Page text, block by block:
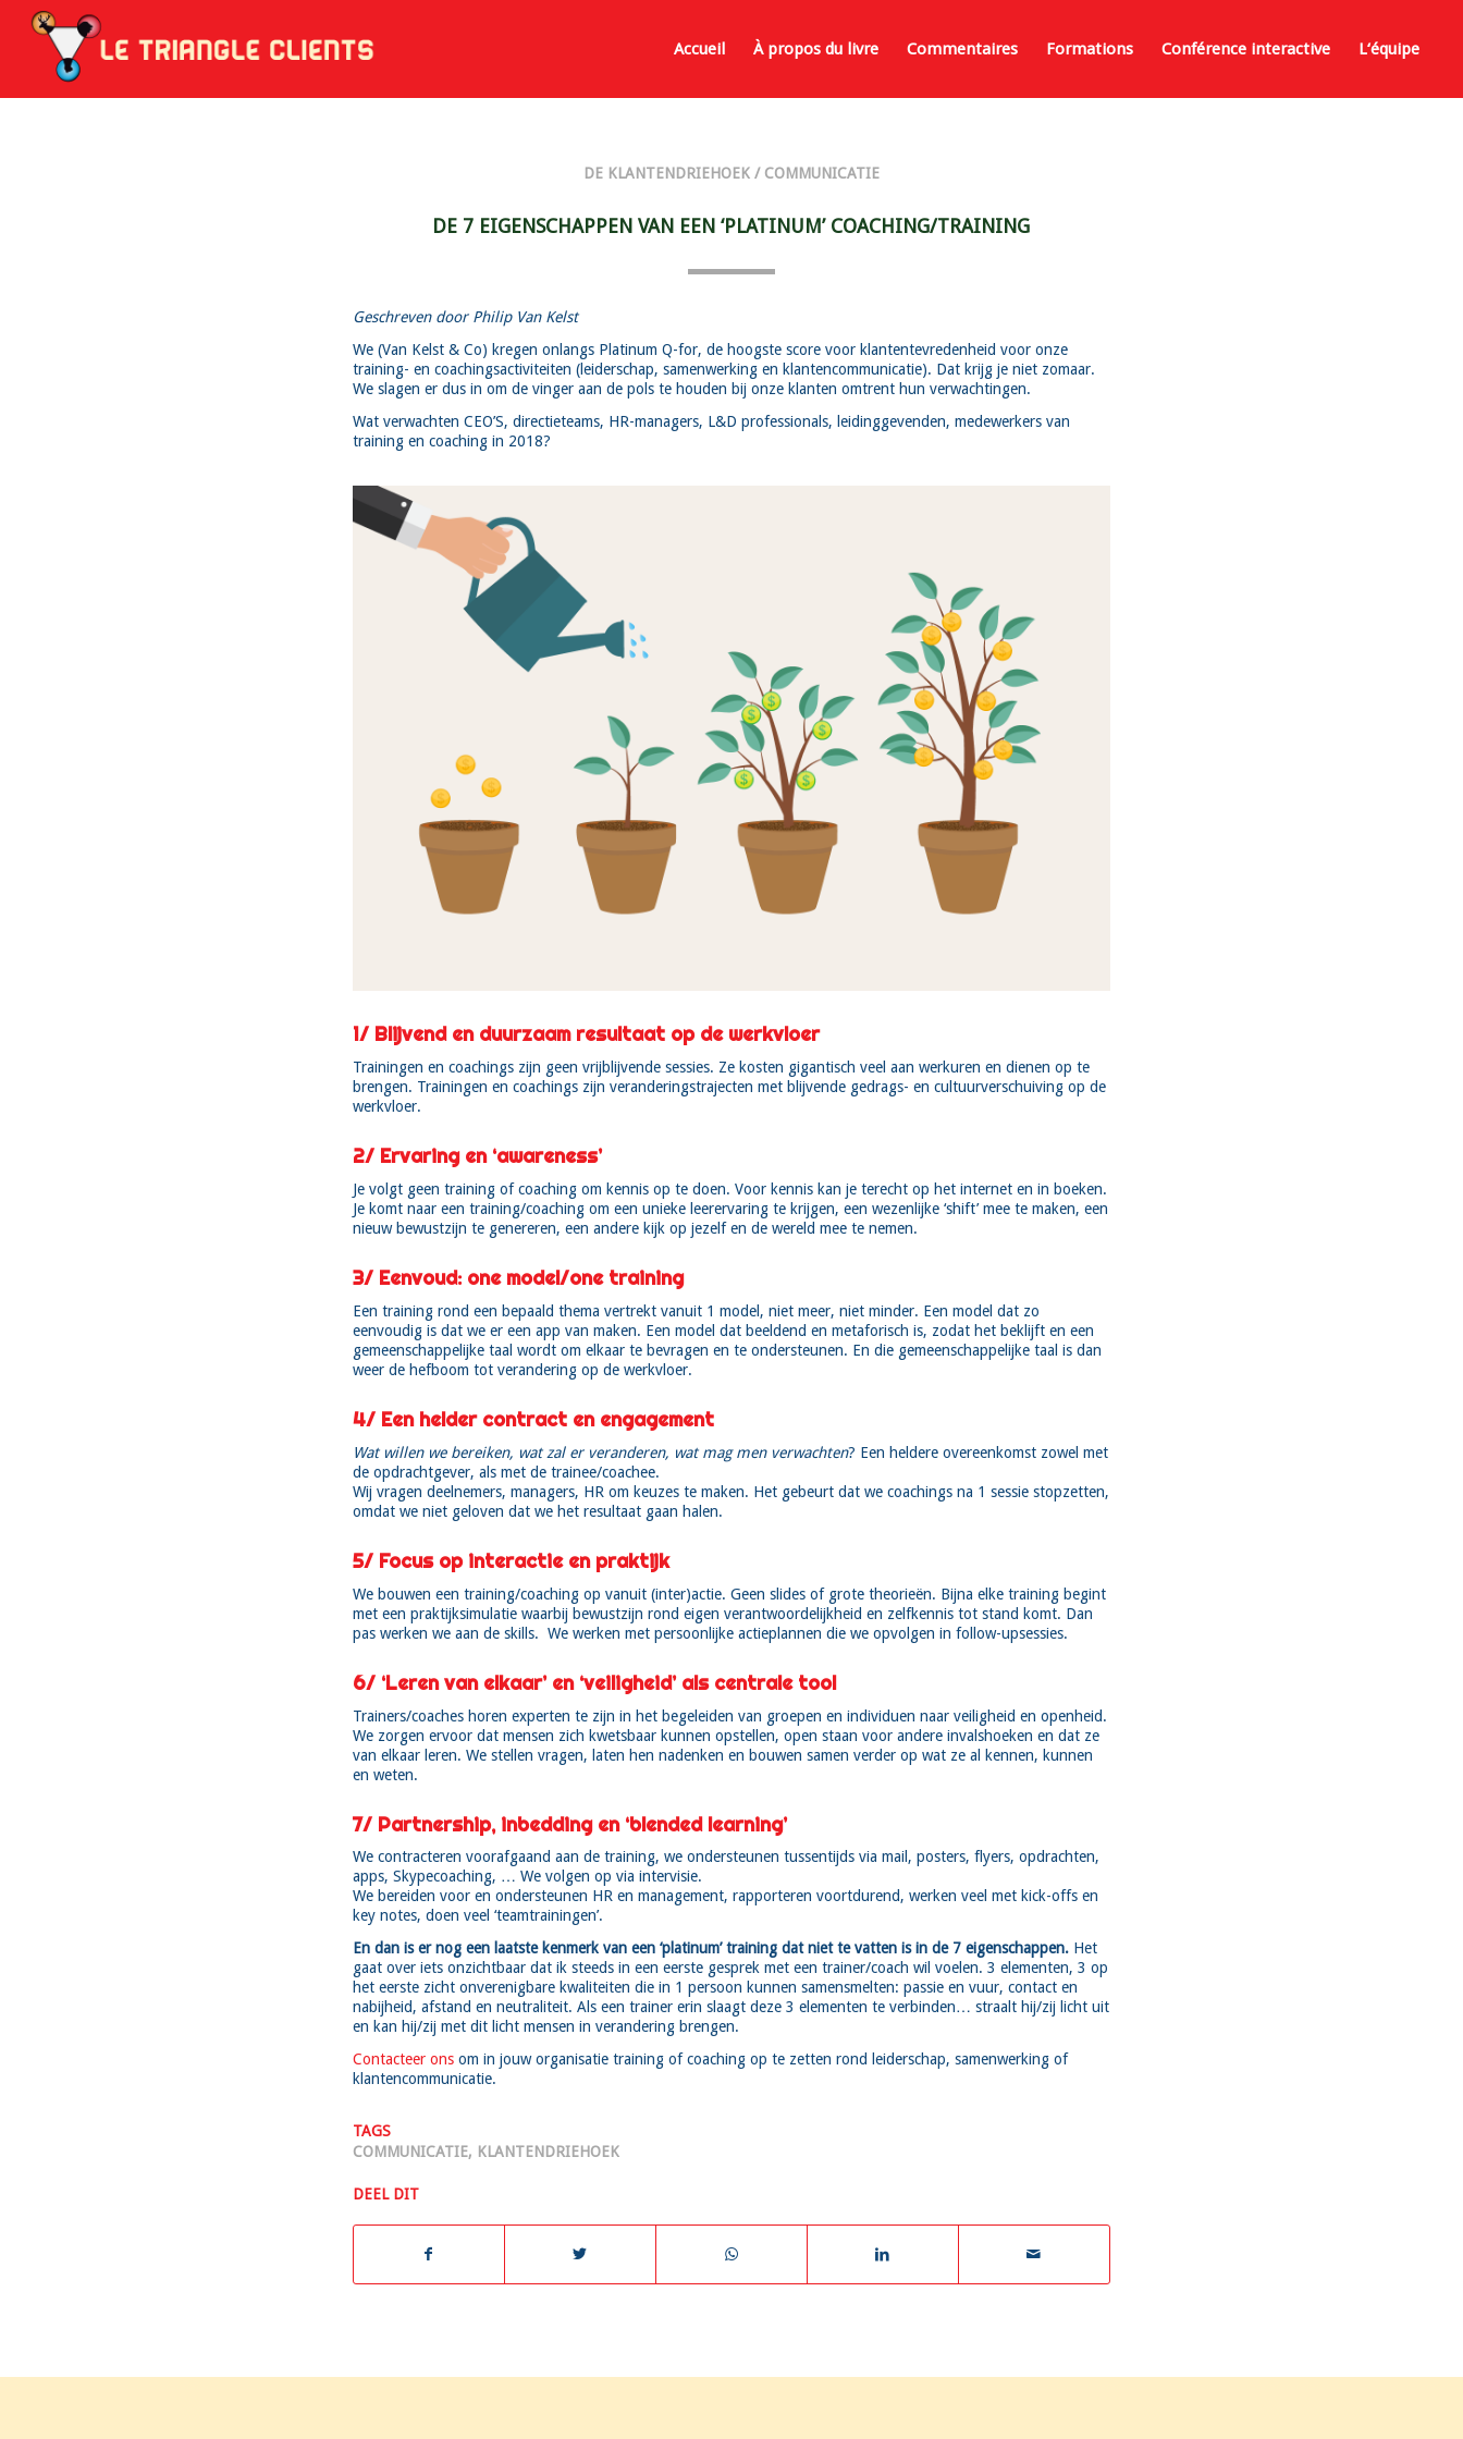
Accueil À propos du livre Commentaires Formations Conférence interactive L‘équipe
DE KLANTENDRIEHOEK / COMMUNICATIE
DE 7 EIGENSCHAPPEN VAN EEN ‘PLATINUM’ COACHING/TRAINING
Geschreven door Philip Van Kelst
We (Van Kelst & Co) kregen onlangs Platinum Q-for, de hoogste score voor klantentevredenheid voor onze
training- en coachingsactiviteiten (leiderschap, samenwerking en klantencommunicatie). Dat krijg je niet zomaar.
We slagen er dus in om de vinger aan de pols te houden bij onze klanten omtrent hun verwachtingen.
Wat verwachten CEO’S, directieteams, HR-managers, L&D professionals, leidinggevenden, medewerkers van
training en coaching in 2018?
1/ Blijvend en duurzaam resultaat op de werkvloer
Trainingen en coachings zijn geen vrijblijvende sessies. Ze kosten gigantisch veel aan werkuren en dienen op te
brengen. Trainingen en coachings zijn veranderingstrajecten met blijvende gedrags- en cultuurverschuiving op de
werkvloer.
2/ Ervaring en ‘awareness’
Je volgt geen training of coaching om kennis op te doen. Voor kennis kan je terecht op het internet en in boeken.
Je komt naar een training/coaching om een unieke leerervaring te krijgen, een wezenlijke ‘shift’ mee te maken, een
nieuw bewustzijn te genereren, een andere kijk op jezelf en de wereld mee te nemen.
3/ Eenvoud: one model/one training
Een training rond een bepaald thema vertrekt vanuit 1 model, niet meer, niet minder. Een model dat zo
eenvoudig is dat we er een app van maken. Een model dat beeldend en metaforisch is, zodat het beklijft en een
gemeenschappelijke taal wordt om elkaar te bevragen en te ondersteunen. En die gemeenschappelijke taal is dan
weer de hefboom tot verandering op de werkvloer.
4/ Een helder contract en engagement
Wat willen we bereiken, wat zal er veranderen, wat mag men verwachten? Een heldere overeenkomst zowel met
de opdrachtgever, als met de trainee/coachee.
Wij vragen deelnemers, managers, HR om keuzes te maken. Het gebeurt dat we coachings na 1 sessie stopzetten,
omdat we niet geloven dat we het resultaat gaan halen.
5/ Focus op interactie en praktijk
We bouwen een training/coaching op vanuit (inter)actie. Geen slides of grote theorieën. Bijna elke training begint
met een praktijksimulatie waarbij bewustzijn rond eigen verantwoordelijkheid en zelfkennis tot stand komt. Dan
pas werken we aan de skills. We werken met persoonlijke actieplannen die we opvolgen in follow-upsessies.
6/ ‘Leren van elkaar’ en ‘veiligheid’ als centrale tool
Trainers/coaches horen experten te zijn in het begeleiden van groepen en individuen naar veiligheid en openheid.
We zorgen ervoor dat mensen zich kwetsbaar kunnen opstellen, open staan voor andere invalshoeken en dat ze
van elkaar leren. We stellen vragen, laten hen nadenken en bouwen samen verder op wat ze al kennen, kunnen
en weten.
7/ Partnership, inbedding en ‘blended learning’
We contracteren voorafgaand aan de training, we ondersteunen tussentijds via mail, posters, flyers, opdrachten,
apps, Skypecoaching, … We volgen op via intervisie.
We bereiden voor en ondersteunen HR en management, rapporteren voortdurend, werken veel met kick-offs en
key notes, doen veel ‘teamtrainingen’.
En dan is er nog een laatste kenmerk van een ‘platinum’ training dat niet te vatten is in de 7 eigenschappen. Het
gaat over iets onzichtbaar dat ik steeds in een eerste gesprek met een trainer/coach wil voelen. 3 elementen, 3 op
het eerste zicht onverenigbare kwaliteiten die in 1 persoon kunnen samensmelten: passie en vuur, contact en
nabijheid, afstand en neutraliteit. Als een trainer erin slaagt deze 3 elementen te verbinden… straalt hij/zij licht uit
en kan hij/zij met dit licht mensen in verandering brengen.
Contacteer onsom in jouw organisatie training of coaching op te zetten rond leiderschap, samenwerking of
klantencommunicatie.
TAGS
COMMUNICATIE, KLANTENDRIEHOEK
DEEL DIT